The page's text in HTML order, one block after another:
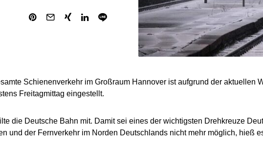
Schienenverkehr im Großraum Hannover ist aufgrund der aktuellen
Freitagmittag eingestellt.
die Deutsche Bahn mit. Damit sei eines der wichtigsten Drehkreuze
und der Fernverkehr im Norden Deutschlands nicht mehr möglich, hieß